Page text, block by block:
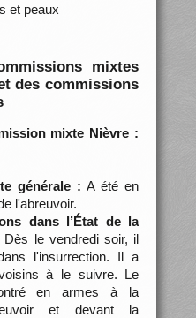
et peaux
mixtes
des commissions
mixte Nièvre :
générale : A été en
l'abreuvoir.
dans l’État de la
Dès le vendredi soir, il
l'insurrection. Il a
à le suivre. Le
en armes à la
et devant la